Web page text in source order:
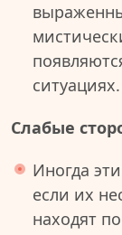
ситуациях.
Слабые
Иногда
если их
находят